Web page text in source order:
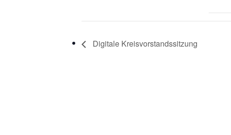
Digitale Kreisvorstandssitzung